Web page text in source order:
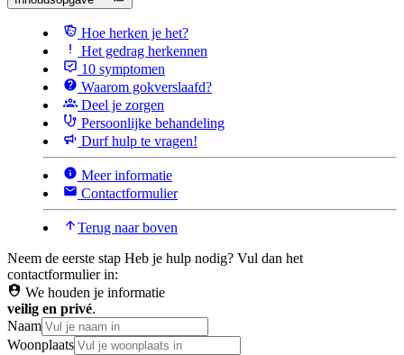
Hoe herken je het?
Het gedrag herkennen
10 symptomen
Waarom gokverslaafd?
Deel je zorgen
Persoonlijke behandeling
Durf hulp te vragen!
Meer informatie
Contactformulier
Terug naar boven
Neem de eerste stap Heb je hulp nodig? Vul dan het
contactformulier in:
We houden je informatie
veilig en privé.
Naam
Woonplaats